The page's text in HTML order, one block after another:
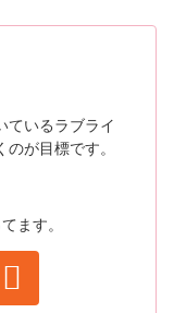
ているラブライ
が目標です。
ます。